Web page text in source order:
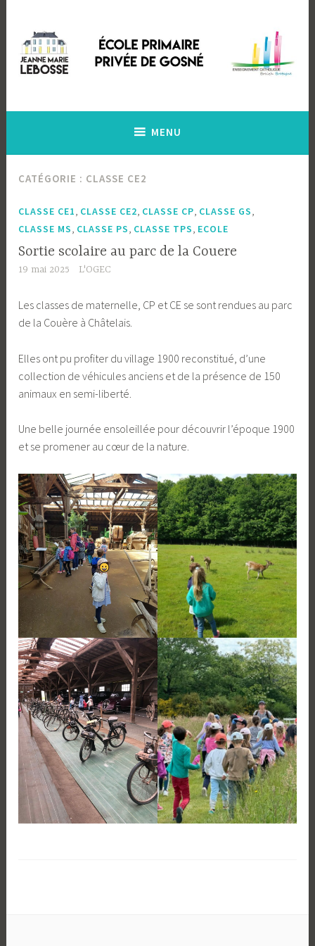
contenu
principal
MENU
CATÉGORIE : CLASSE CE2
CLASSE CE1, CLASSE CE2, CLASSE CP, CLASSE GS,
CLASSE MS, CLASSE PS, CLASSE TPS, ECOLE
Sortie scolaire au parc de la Couere
19 mai 2025 L'OGEC
Les classes de maternelle, CP et CE se sont rendues au parc
de la Couère à Châtelais.
Elles ont pu profiter du village 1900 reconstitué, d’une
collection de véhicules anciens et de la présence de 150
animaux en semi-liberté.
Une belle journée ensoleillée pour découvrir l’époque 1900
et se promener au cœur de la nature.